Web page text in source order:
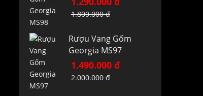
1.800.000 đ
Rượu Vang Gốm
Georgia MS97
1.490.000 đ
2.000.000 đ